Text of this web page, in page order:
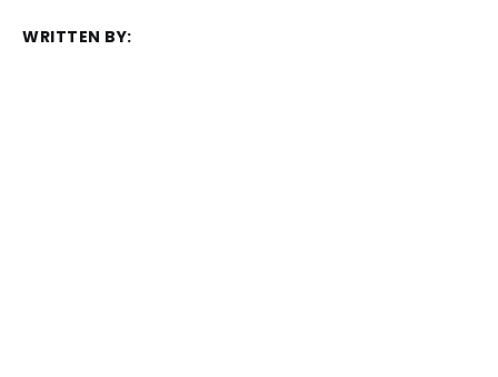
WRITTEN BY: